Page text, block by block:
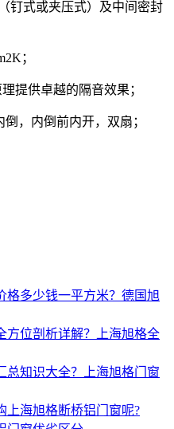
钉式或夹压式）及中间密封
；
提供卓越的隔音效果；
，内倒前内开，双扇；
格多少钱一平方米？德国旭
方位剖析详解？上海旭格全
总知识大全？上海旭格门窗
上海旭格断桥铝门窗呢?